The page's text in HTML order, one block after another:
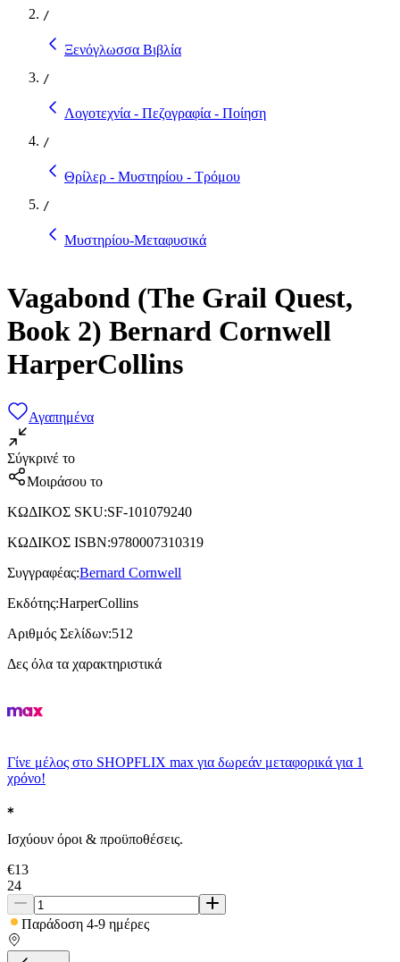
/
Ξενόγλωσσα Βιβλία
/
Λογοτεχνία - Πεζογραφία - Ποίηση
/
Θρίλερ - Μυστηρίου - Τρόμου
/
Μυστηρίου-Μεταφυσικά
Vagabond (The Grail Quest,
Book 2) Bernard Cornwell
HarperCollins
Αγαπημένα
Σύγκρινέ το
Μοιράσου το
ΚΩΔΙΚΟΣ SKU:SF-101079240
ΚΩΔΙΚΟΣ ISBN:9780007310319
Συγγραφέας:Bernard Cornwell
Εκδότης:HarperCollins
Αριθμός Σελίδων:512
Δες όλα τα χαρακτηριστικά
Γίνε μέλος στο SHOPFLIX max για δωρεάν μεταφορικά για 1
χρόνο!
Ισχύουν όροι & προϋποθέσεις.
€13
24
Παράδοση 4-9 ημέρες